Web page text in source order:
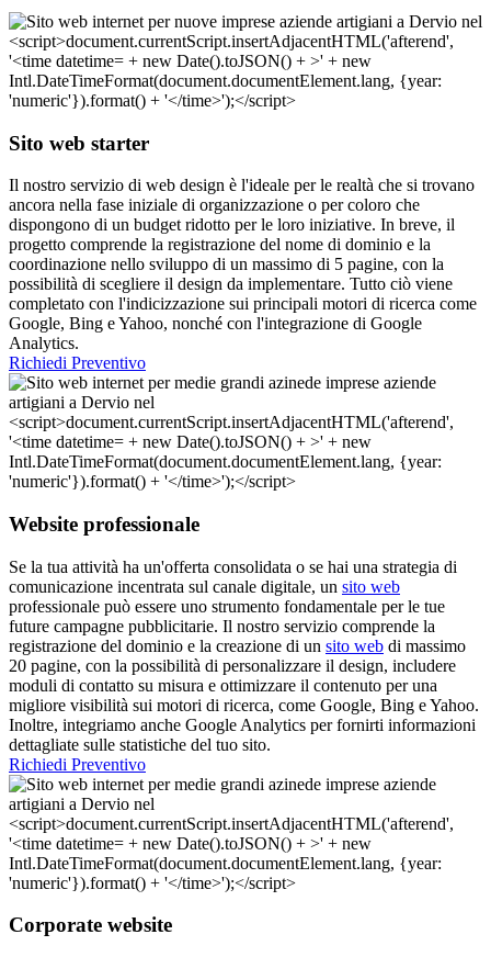
Sito web starter
Il nostro servizio di web design è l'ideale per le realtà che si trovano
ancora nella fase iniziale di organizzazione o per coloro che
dispongono di un budget ridotto per le loro iniziative. In breve, il
progetto comprende la registrazione del nome di dominio e la
coordinazione nello sviluppo di un massimo di 5 pagine, con la
possibilità di scegliere il design da implementare. Tutto ciò viene
completato con l'indicizzazione sui principali motori di ricerca come
Google, Bing e Yahoo, nonché con l'integrazione di Google
Analytics.
Richiedi Preventivo
Website professionale
Se la tua attività ha un'offerta consolidata o se hai una strategia di
comunicazione incentrata sul canale digitale, un sito web
professionale può essere uno strumento fondamentale per le tue
future campagne pubblicitarie. Il nostro servizio comprende la
registrazione del dominio e la creazione di un sito web di massimo
20 pagine, con la possibilità di personalizzare il design, includere
moduli di contatto su misura e ottimizzare il contenuto per una
migliore visibilità sui motori di ricerca, come Google, Bing e Yahoo.
Inoltre, integriamo anche Google Analytics per fornirti informazioni
dettagliate sulle statistiche del tuo sito.
Richiedi Preventivo
Corporate website